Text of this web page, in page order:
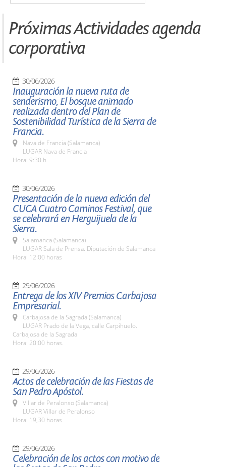
Próximas Actividades agenda
corporativa
30/06/2026
Inauguración la nueva ruta de
senderismo, El bosque animado
realizada dentro del Plan de
Sostenibilidad Turística de la Sierra de
Francia.
Nava de Francia (Salamanca)
LUGAR Nava de Francia
Hora: 9:30 h
30/06/2026
Presentación de la nueva edición del
CUCA Cuatro Caminos Festival, que
se celebrará en Herguijuela de la
Sierra.
Salamanca (Salamanca)
LUGAR Sala de Prensa. Diputación de Salamanca
Hora: 12:00 horas
29/06/2026
Entrega de los XIV Premios Carbajosa
Empresarial.
Carbajosa de la Sagrada (Salamanca)
LUGAR Prado de la Vega, calle Carpihuelo.
Carbajosa de la Sagrada
Hora: 20:00 horas.
29/06/2026
Actos de celebración de las Fiestas de
San Pedro Apóstol.
Villar de Peralonso (Salamanca)
LUGAR Villar de Peralonso
Hora: 19,30 horas
29/06/2026
Celebración de los actos con motivo de